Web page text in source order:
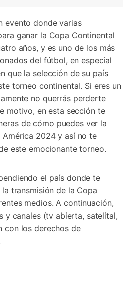
evento donde varias
ganar la Copa Continental
años, y es uno de los más
del fútbol, en especial
que la selección de su país
torneo continental. Si eres un
no querrás perderte
motivo, en esta sección te
de cómo puedes ver la
2024 y así no te
este emocionante torneo.
el país donde te
transmisión de la Copa
medios. A continuación,
y canales (tv abierta, satelital,
con los derechos de